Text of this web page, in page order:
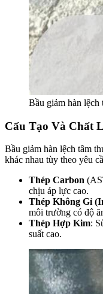
Bầu giảm hàn lệch
Cấu Tạo Và Chất
Bầu giảm hàn lệch tâm
khác nhau tùy theo yêu
Thép Carbon
chịu áp lực cao.
Thép Không Gỉ
môi trường có độ
Thép Hợp Kim:
suất cao.